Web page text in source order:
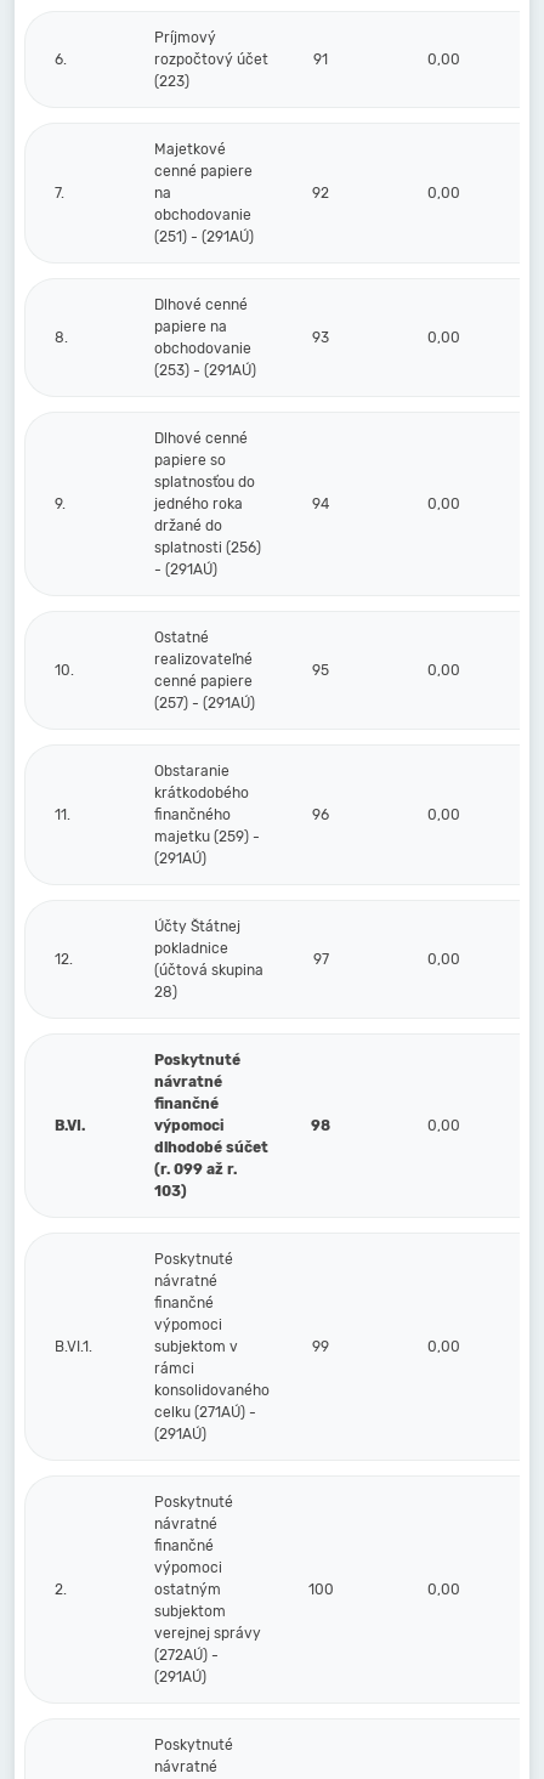
6.
Príjmový
rozpočtový účet
(223)
91 0,00
7.
Majetkové
cenné papiere
na
obchodovanie
(251) - (291AÚ)
92 0,00
8.
Dlhové cenné
papiere na
obchodovanie
(253) - (291AÚ)
93 0,00
9.
Dlhové cenné
papiere so
splatnosťou do
jedného roka
držané do
splatnosti (256)
- (291AÚ)
94 0,00
10.
Ostatné
realizovateľné
cenné papiere
(257) - (291AÚ)
95 0,00
11.
Obstaranie
krátkodobého
finančného
majetku (259) -
(291AÚ)
96 0,00
12.
Účty Štátnej
pokladnice
(účtová skupina
28)
97 0,00
B.VI.
Poskytnuté
návratné
finančné
výpomoci
dlhodobé súčet
(r. 099 až r.
103)
98 0,00
B.VI.1.
Poskytnuté
návratné
finančné
výpomoci
subjektom v
rámci
konsolidovaného
celku (271AÚ) -
(291AÚ)
99 0,00
2.
Poskytnuté
návratné
finančné
výpomoci
ostatným
subjektom
verejnej správy
(272AÚ) -
(291AÚ)
100 0,00
Poskytnuté
návratné